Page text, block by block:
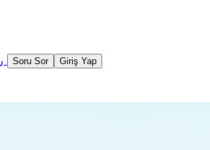
Soru Sor Giriş Yap